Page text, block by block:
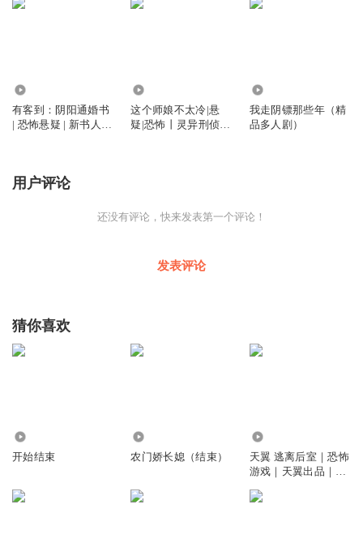
有客到：阴阳通婚书
| 恐怖悬疑 | 新书人气
这个师娘不太冷|悬
疑|恐怖丨灵异刑侦系
我走阴镖那些年（精
品多人剧）
用户评论
还没有评论，快来发表第一个评论！
发表评论
猜你喜欢
开始结束 农门娇长媳（结束）
天翼 逃离后室｜恐怖
游戏｜天翼出品｜中